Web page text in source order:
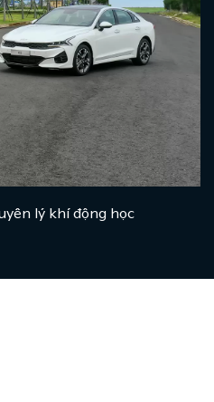
lý khí động học